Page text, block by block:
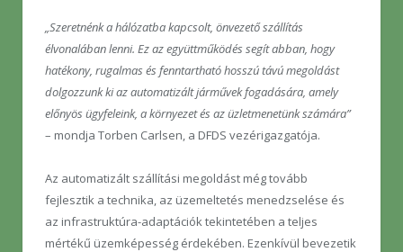
„Szeretnénk a hálózatba kapcsolt, önvezető szállítás
élvonalában lenni. Ez az együttműködés segít abban, hogy
hatékony, rugalmas és fenntartható hosszú távú megoldást
dolgozzunk ki az automatizált járművek fogadására, amely
előnyös ügyfeleink, a környezet és az üzletmenetünk számára”
– mondja Torben Carlsen, a DFDS vezérigazgatója.
Az automatizált szállítási megoldást még tovább
fejlesztik a technika, az üzemeltetés menedzselése és
az infrastruktúra-adaptációk tekintetében a teljes
mértékű üzemképesség érdekében. Ezenkívül bevezetik